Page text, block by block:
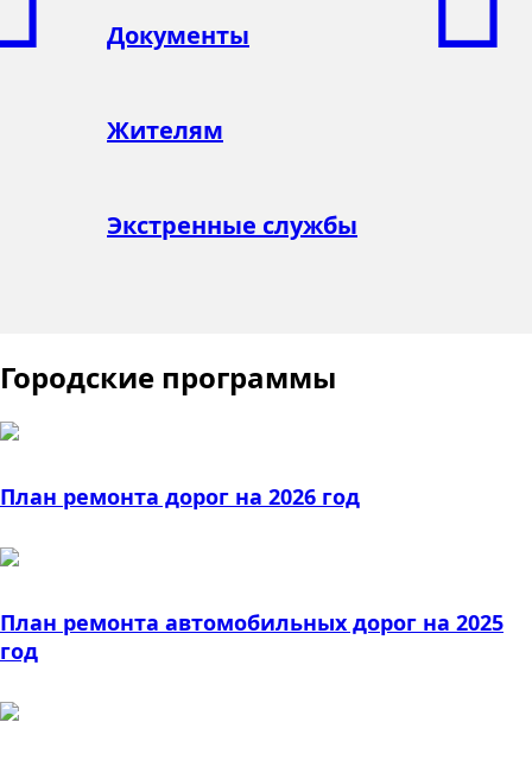
Документы
Жителям
Экстренные службы
Городские программы
План ремонта дорог на 2026 год
План ремонта автомобильных дорог на 2025
год